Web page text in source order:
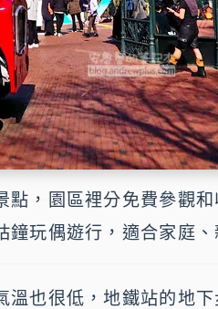
點，園區裡分免費參觀
鐘玩偶遊行 ，適合家庭
也很低，地鐵站的地